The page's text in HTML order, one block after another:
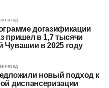
назад
догазификации
пришел в 1,7 тысячи
Чувашии в 2025 году
назад
новый подход к
диспансеризации